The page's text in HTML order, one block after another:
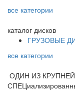
все категории
каталог дисков
ГРУЗОВЫЕ
все категории
ОДИН ИЗ